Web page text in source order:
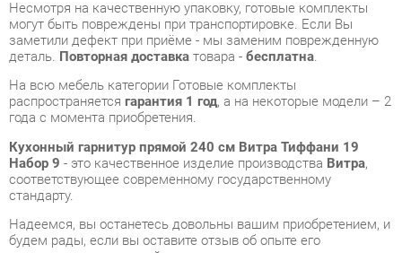
года с момента приобретения.
Кухонный гарнитур прямой 240 см Витра Тиффани 19
Набор 9 - это качественное изделие производстваВитра
стандарту.
Надеемся, вы останетесь довольны вашим приобретением, и
будем рады, если вы оставите отзыв об опыте его
использования, который поможет сориентироваться нашим
будущим покупателям.
Кроме формыобратной связи получить развёрнутую
консультацию, фото и видеообзор продукции вы можете по
e-mail, телефону в Екатеринбурге и через мессенджеры
Telegram и WhatsApp.